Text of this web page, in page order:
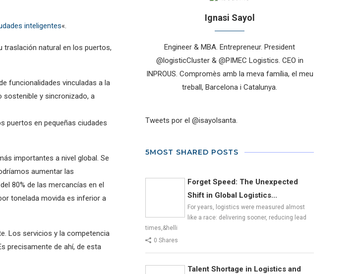
inteligentes«.
traslación natural en los puertos,
funcionalidades vinculadas a la
sostenible y sincronizado, a
puertos en pequeñas ciudades
importantes a nivel global. Se
aumentar las
80% de las mercancías en el
tonelada movida es inferior a
Los servicios y la competencia
precisamente de ahí, de esta
Ignasi Sayol
Engineer & MBA. Entrepreneur. President
@logisticCluster & @PIMEC Logistics. CEO in
INPROUS. Compromès amb la meva família, el meu
treball, Barcelona i Catalunya.
Tweets por el @isayolsanta.
5MOST SHARED POSTS
Forget Speed: The Unexpected
Shift in Global Logistics...
For years, logistics were measured almost
like a race: delivering sooner, reducing lead
times,&helli
0 Shares
Talent Shortage in Logistics and